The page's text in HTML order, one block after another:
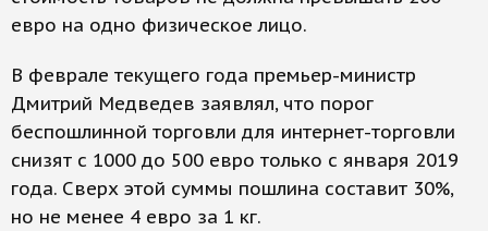
евро на одно физическое лицо.
В феврале текущего года премьер-министр
Дмитрий Медведев заявлял, что порог
беспошлинной торговли для интернет-торговли
снизят с 1000 до 500 евро только с января 2019
года. Сверх этой суммы пошлина составит 30%,
но не менее 4 евро за 1 кг.